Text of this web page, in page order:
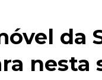
da
nesta